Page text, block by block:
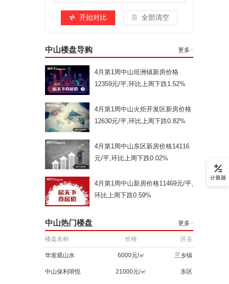
开始对比 全部清空
中山楼盘导购 更多>
4月第1周中山坦洲镇新房价格
12359元/平,环比上周下跌1.52%
4月第1周中山火炬开发区新房价格
12630元/平,环比上周下跌0.82%
4月第1周中山东区新房价格14116
元/平,环比上周下跌0.02%
4月第1周中山新房价格11469元/平,
环比上周下跌0.59%
中山热门楼盘 更多>
楼盘名称 价格 区县
华发观山水 6000元/㎡ 三乡镇
中山保利琅悦 21000元/㎡ 东区